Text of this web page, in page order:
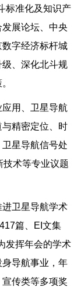
标准化及知识产
展论坛、中央
字经济标杆城
、深化北斗规
用、卫星导航
精密定位、时
星导航信号处
术等专业议题
卫星导航学术
篇、EI文集
发挥年会的学术
导航事业，年
传类等多项奖